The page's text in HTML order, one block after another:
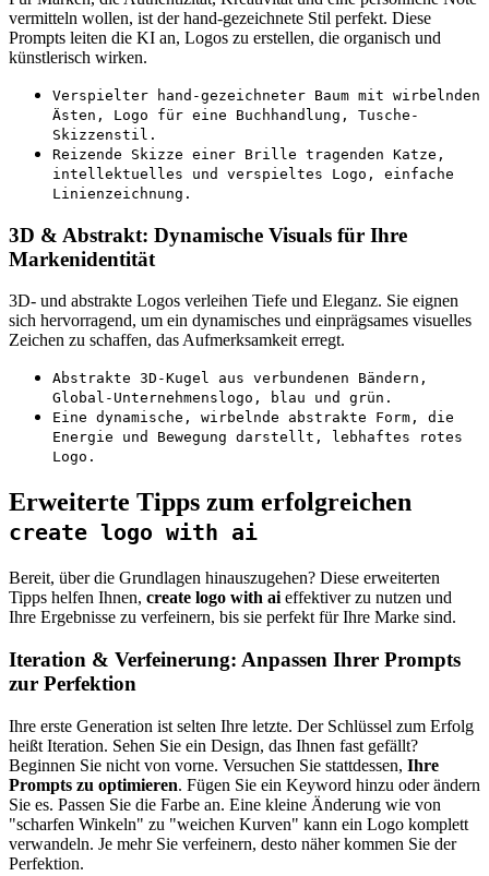
vermitteln wollen, ist der hand-gezeichnete Stil perfekt. Diese
Prompts leiten die KI an, Logos zu erstellen, die organisch und
künstlerisch wirken.
Verspielter hand-gezeichneter Baum mit wirbelnden
Ästen, Logo für eine Buchhandlung, Tusche-
Skizzenstil.
Reizende Skizze einer Brille tragenden Katze,
intellektuelles und verspieltes Logo, einfache
Linienzeichnung.
3D & Abstrakt: Dynamische Visuals für Ihre
Markenidentität
3D- und abstrakte Logos verleihen Tiefe und Eleganz. Sie eignen
sich hervorragend, um ein dynamisches und einprägsames visuelles
Zeichen zu schaffen, das Aufmerksamkeit erregt.
Abstrakte 3D-Kugel aus verbundenen Bändern,
Global-Unternehmenslogo, blau und grün.
Eine dynamische, wirbelnde abstrakte Form, die
Energie und Bewegung darstellt, lebhaftes rotes
Logo.
Erweiterte Tipps zum erfolgreichen
create logo with ai
Bereit, über die Grundlagen hinauszugehen? Diese erweiterten
Tipps helfen Ihnen, create logo with ai effektiver zu nutzen und
Ihre Ergebnisse zu verfeinern, bis sie perfekt für Ihre Marke sind.
Iteration & Verfeinerung: Anpassen Ihrer Prompts
zur Perfektion
Ihre erste Generation ist selten Ihre letzte. Der Schlüssel zum Erfolg
heißt Iteration. Sehen Sie ein Design, das Ihnen fast gefällt?
Beginnen Sie nicht von vorne. Versuchen Sie stattdessen, Ihre
Prompts zu optimieren. Fügen Sie ein Keyword hinzu oder ändern
Sie es. Passen Sie die Farbe an. Eine kleine Änderung wie von
"scharfen Winkeln" zu "weichen Kurven" kann ein Logo komplett
verwandeln. Je mehr Sie verfeinern, desto näher kommen Sie der
Perfektion.